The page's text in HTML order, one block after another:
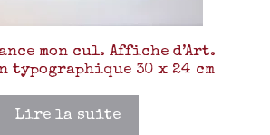
mon cul. Affiche d’Art.
typographique 30 x 24 cm
Lire la suite